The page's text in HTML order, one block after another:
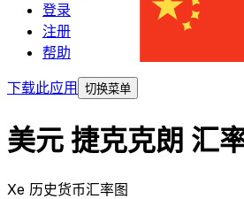
登录
注册
帮助
下载此应用
切换菜单
美元 捷克克朗 汇
Xe 历史货币汇率图